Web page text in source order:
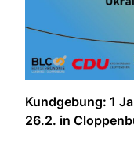
Kundgebung: 1
26.2. in